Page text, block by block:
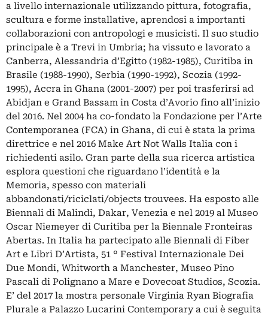
a livello internazionale utilizzando pittura, fotografia,
scultura e forme installative, aprendosi a importanti
collaborazioni con antropologi e musicisti. Il suo studio
principale è a Trevi in Umbria; ha vissuto e lavorato a
Canberra, Alessandria d’Egitto (1982-1985), Curitiba in
Brasile (1988-1990), Serbia (1990-1992), Scozia (1992-
1995), Accra in Ghana (2001-2007) per poi trasferirsi ad
Abidjan e Grand Bassam in Costa d’Avorio fino all’inizio
del 2016. Nel 2004 ha co-fondato la Fondazione per l’Arte
Contemporanea (FCA) in Ghana, di cui è stata la prima
direttrice e nel 2016 Make Art Not Walls Italia con i
richiedenti asilo. Gran parte della sua ricerca artistica
esplora questioni che riguardano l’identità e la
Memoria, spesso con materiali
abbandonati/riciclati/objects trouvees. Ha esposto alle
Biennali di Malindi, Dakar, Venezia e nel 2019 al Museo
Oscar Niemeyer di Curitiba per la Biennale Fronteiras
Abertas. In Italia ha partecipato alle Biennali di Fiber
Art e Libri D’Artista, 51 ° Festival Internazionale Dei
Due Mondi, Whitworth a Manchester, Museo Pino
Pascali di Polignano a Mare e Dovecoat Studios, Scozia.
E’ del 2017 la mostra personale Virginia Ryan Biografia
Plurale a Palazzo Lucarini Contemporary a cui è seguita